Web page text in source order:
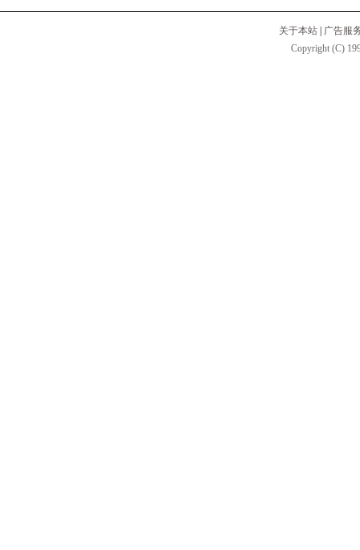
关于本站
广告服
Copyright (C)